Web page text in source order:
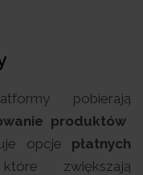
pobierają
produktów
opcje płatnych
zwiększają